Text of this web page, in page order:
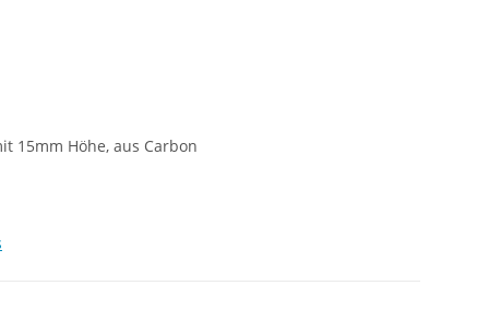
15mm Höhe, aus Carbon